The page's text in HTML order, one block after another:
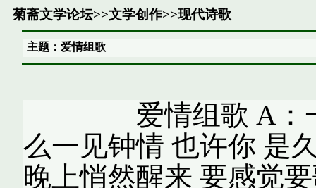
菊斋文学论坛>>文学创作>>现代诗歌
主题：爱情组歌
爱情组歌 A：一
么一见钟情 也许你 是
晚上悄然醒来 要感觉